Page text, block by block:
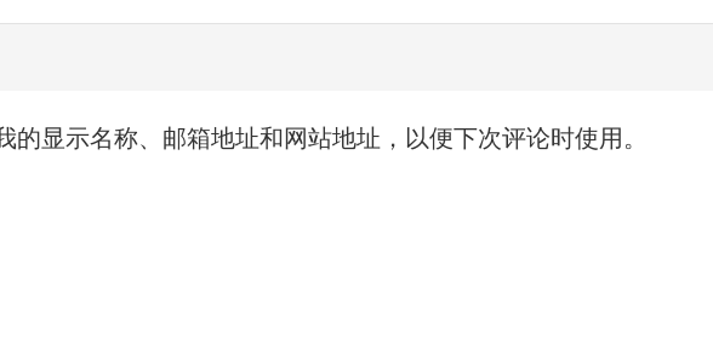
的显示名称、邮箱地址和网站地址，以便下次评论时使用。